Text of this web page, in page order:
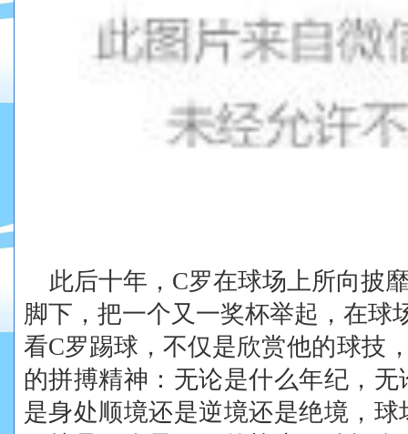
此后十年，C罗在球场上所向披
脚下，把一个又一奖杯举起，在球
看C罗踢球，不仅是欣赏他的球技
的拼搏精神：无论是什么年纪，
是身处顺境还是逆境还是绝境， 球